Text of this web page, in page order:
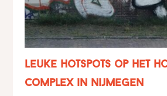
Leuke hotspots op het
Complex in Nijmegen